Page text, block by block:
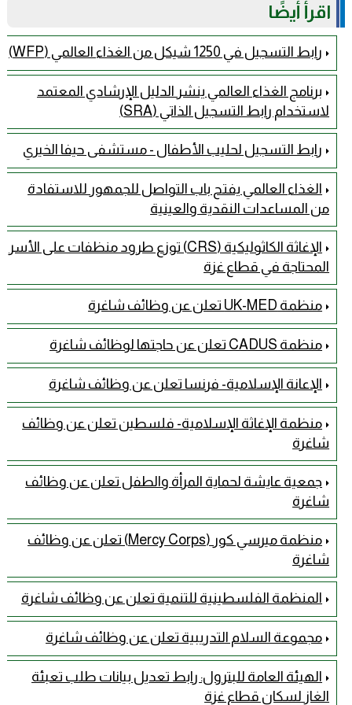
اقرأ أيضًا
رابط التسجيل في 1250 شيكل من الغذاء العالمي (WFP)
برنامج الغذاء العالمي ينشر الدليل الإرشادي المعتمد
لاستخدام رابط التسجيل الذاتي (SRA)
رابط التسجيل لحليب الأطفال - مستشفى حيفا الخيري
الغذاء العالمي يفتح باب التواصل للجمهور للاستفادة
من المساعدات النقدية والعينية
الإغاثة الكاثوليكية (CRS) توزع طرود منظفات على الأسر
المحتاجة في قطاع غزة
منظمة UK-MED تعلن عن وظائف شاغرة
منظمة CADUS تعلن عن حاجتها لوظائف شاغرة
الإعانة الإسلامية- فرنسا تعلن عن وظائف شاغرة
منظمة الإغاثة الإسلامية- فلسطين تعلن عن وظائف
شاغرة
جمعية عايشة لحماية المرأة والطفل تعلن عن وظائف
شاغرة
منظمة ميرسي كور (Mercy Corps) تعلن عن وظائف
شاغرة
المنظمة الفلسطينية للتنمية تعلن عن وظائف شاغرة
مجموعة السلام التدريبية تعلن عن وظائف شاغرة
الهيئة العامة للبترول: رابط تعديل بيانات طلب تعبئة
الغاز لسكان قطاع غزة